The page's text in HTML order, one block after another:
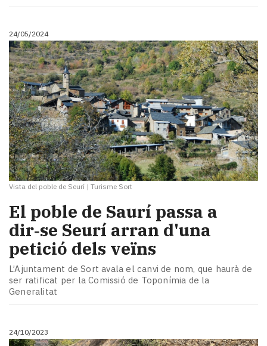
24/05/2024
Vista del poble de Seurí | Turisme Sort
El poble de Saurí passa a
dir‑se Seurí arran d'una
petició dels veïns
L’Ajuntament de Sort avala el canvi de nom, que haurà de
ser ratificat per la Comissió de Toponímia de la
Generalitat
24/10/2023